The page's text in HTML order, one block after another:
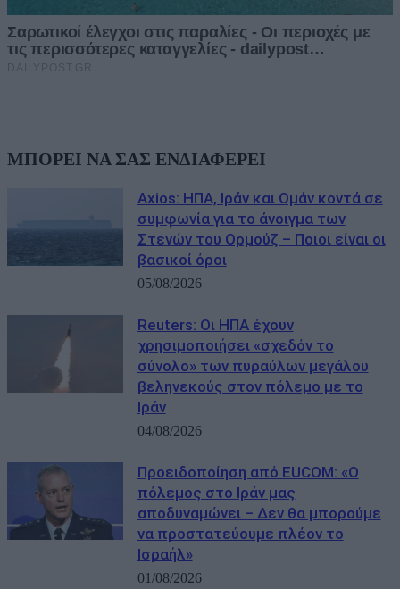
ΜΠΟΡΕΙ ΝΑ ΣΑΣ ΕΝΔΙΑΦΕΡΕΙ
Axios: ΗΠΑ, Ιράν και Ομάν κοντά σε
συμφωνία για το άνοιγμα των
Στενών του Ορμούζ – Ποιοι είναι οι
βασικοί όροι
05/08/2026
Reuters: Οι ΗΠΑ έχουν
χρησιμοποιήσει «σχεδόν το
σύνολο» των πυραύλων μεγάλου
βεληνεκούς στον πόλεμο με το
Ιράν
04/08/2026
Προειδοποίηση από EUCOM: «Ο
πόλεμος στο Ιράν μας
αποδυναμώνει – Δεν θα μπορούμε
να προστατεύουμε πλέον το
Ισραήλ»
01/08/2026